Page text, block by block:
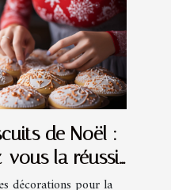
de Noël :
vous la réussir
décorations pour la